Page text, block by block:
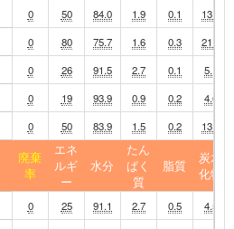
0 50 84.0 1.9 0.1 13.3
0 80 75.7 1.6 0.3 21.3
0 26 91.5 2.7 0.1 5.1
0 19 93.9 0.9 0.2 4.6
0 50 83.9 1.5 0.2 13.7
廃棄
率
エネ
ルギ
ー
水分
たん
ぱく
質
脂質
炭水
化物
0 25 91.1 2.7 0.5 4.5